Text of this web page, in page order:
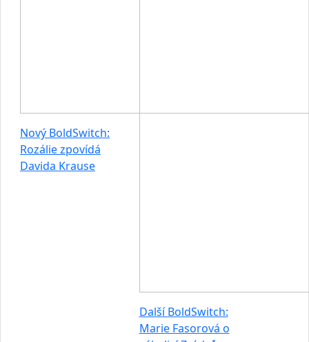
Nový BoldSwitch:
Rozálie zpovídá
Davida Krause
Další BoldSwitch:
Marie Fasorová o